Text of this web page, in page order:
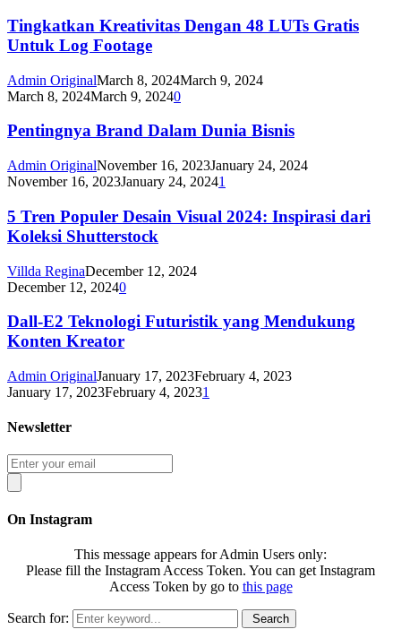
Tingkatkan Kreativitas Dengan 48 LUTs Gratis
Untuk Log Footage
Admin OriginalMarch 8, 2024March 9, 2024
March 8, 2024March 9, 20240
Pentingnya Brand Dalam Dunia Bisnis
Admin OriginalNovember 16, 2023January 24, 2024
November 16, 2023January 24, 20241
5 Tren Populer Desain Visual 2024: Inspirasi dari
Koleksi Shutterstock
Villda ReginaDecember 12, 2024
December 12, 20240
Dall-E2 Teknologi Futuristik yang Mendukung
Konten Kreator
Admin OriginalJanuary 17, 2023February 4, 2023
January 17, 2023February 4, 20231
Newsletter
On Instagram
This message appears for Admin Users only:
Please fill the Instagram Access Token. You can get Instagram
Access Token by go to this page
Search for: Search